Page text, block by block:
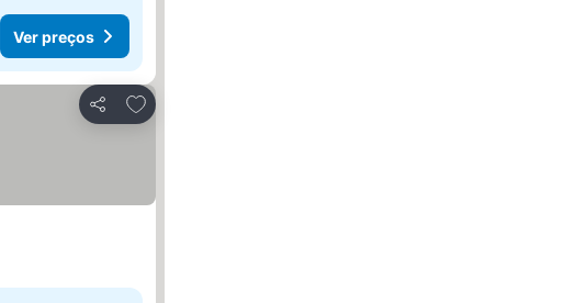
Ver preços
Partilhar
Adicionar aos favoritos